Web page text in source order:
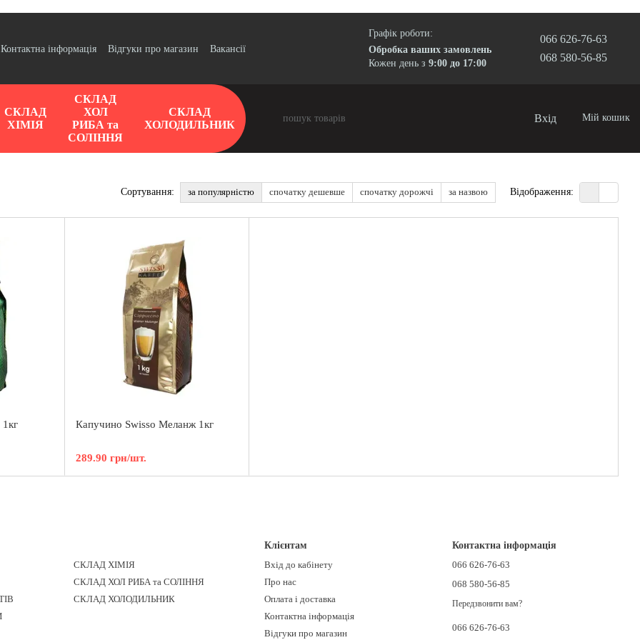
Контактна інформація Відгуки про магазин Вакансії
Графік роботи:
Обробка ваших замовлень
Кожен день з 9:00 до 17:00
066 626-76-63
068 580-56-85
СКЛАД
ХІМІЯ
СКЛАД
ХОЛ
РИБА та
СОЛІННЯ
СКЛАД
ХОЛОДИЛЬНИК
Вхід Мій кошик
Сортування: за популярністю спочатку дешевше спочатку дорожчі за назвою Відображення:
Капучино Swisso Меланж 1кг
289.90 грн/шт.
СКЛАД ХІМІЯ
СКЛАД ХОЛ РИБА та СОЛІННЯ
СКЛАД ХОЛОДИЛЬНИК
Клієнтам
Вхід до кабінету
Про нас
Оплата і доставка
Контактна інформація
Відгуки про магазин
Контактна інформація
066 626-76-63
068 580-56-85
Передзвонити вам?
066 626-76-63